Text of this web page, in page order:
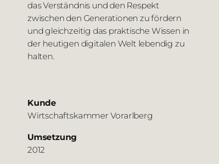
das Verständnis und den Respekt
zwischen den Generationen zu fördern
und gleichzeitig das praktische Wissen in
der heutigen digitalen Welt lebendig zu
halten.
Kunde
Wirtschaftskammer Vorarlberg
Umsetzung
2012